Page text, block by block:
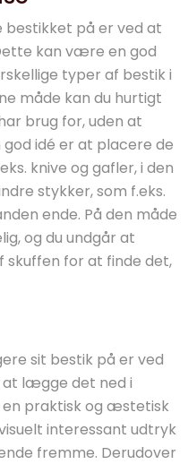
bestikket på er ved at
kan være en god
typer af bestik i
måde kan du hurtigt
brug for, uden at
god idé er at placere de
knive og gafler, i den
stykker, som f.eks.
ende. På den måde
og du undgår at
skuffen for at finde det,
sit bestik på er ved
lægge det ned i
en praktisk og æstetisk
interessant udtryk
fremme. Derudover